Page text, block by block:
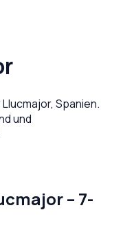
Llucmajor, Spanien.
und
– 7-